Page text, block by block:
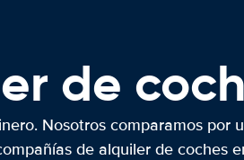
de
Nosotros comparamos por
de alquiler de coches